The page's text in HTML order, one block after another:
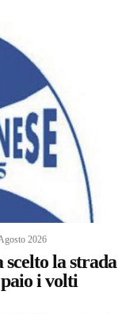
2026
scelto la strada
i volti